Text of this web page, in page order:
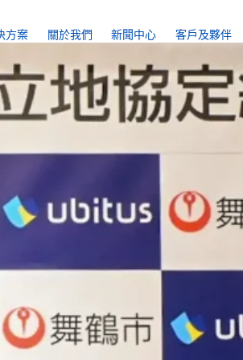
方案 關於我們 新聞中心 客戶及夥伴